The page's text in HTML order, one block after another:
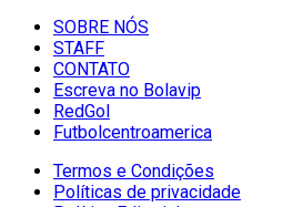
SOBRE NÓS
STAFF
CONTATO
Escreva no Bolavip
RedGol
Futbolcentroamerica
Termos e Condições
Políticas de privacidade